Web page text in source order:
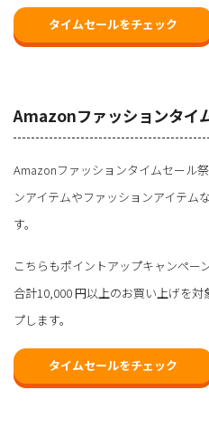
タイムセールをチェック
Amazonファッションタイ
Amazonファッションタイムセール
ンアイテムやファッションアイテム
す。
こちらもポイントアップキャンペー
合計10,000 円以上のお買い上げを
プします。
タイムセールをチェック